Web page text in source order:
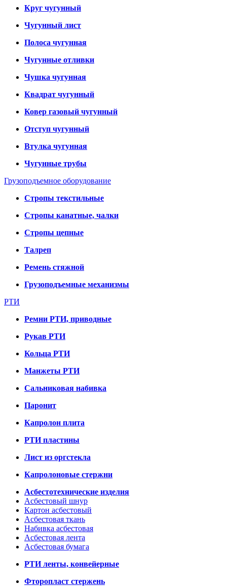
Круг чугунный
Чугунный лист
Полоса чугунная
Чугунные отливки
Чушка чугунная
Квадрат чугунный
Ковер газовый чугунный
Отступ чугунный
Втулка чугунная
Чугунные трубы
Грузоподъемное оборудование
Стропы текстильные
Стропы канатные, чалки
Стропы цепные
Талреп
Ремень стяжной
Грузоподъемные механизмы
РТИ
Ремни РТИ, приводные
Рукав РТИ
Кольца РТИ
Манжеты РТИ
Сальниковая набивка
Паронит
Капролон плита
РТИ пластины
Лист из оргстекла
Капролоновые стержни
Асбестотехнические изделия
Асбестовый шнур
Картон асбестовый
Асбестовая ткань
Набивка асбестовая
Асбестовая лента
Асбестовая бумага
РТИ ленты, конвейерные
Фторопласт стержень